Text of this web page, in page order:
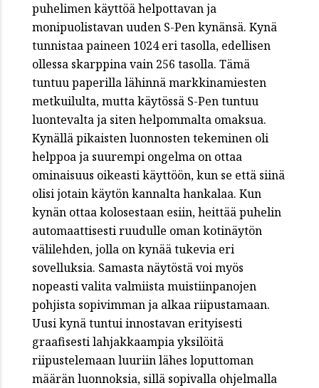
puhelimen käyttöä helpottavan ja
monipuolistavan uuden S-Pen kynänsä. Kynä
tunnistaa paineen 1024 eri tasolla, edellisen
ollessa skarppina vain 256 tasolla. Tämä
tuntuu paperilla lähinnä markkinamiesten
metkuilulta, mutta käytössä S-Pen tuntuu
luontevalta ja siten helpommalta omaksua.
Kynällä pikaisten luonnosten tekeminen oli
helppoa ja suurempi ongelma on ottaa
ominaisuus oikeasti käyttöön, kun se että siinä
olisi jotain käytön kannalta hankalaa. Kun
kynän ottaa kolosestaan esiin, heittää puhelin
automaattisesti ruudulle oman kotinäytön
välilehden, jolla on kynää tukevia eri
sovelluksia. Samasta näytöstä voi myös
nopeasti valita valmiista muistiinpanojen
pohjista sopivimman ja alkaa riipustamaan.
Uusi kynä tuntui innostavan erityisesti
graafisesti lahjakkaampia yksilöitä
riipustelemaan luuriin lähes loputtoman
määrän luonnoksia, sillä sopivalla ohjelmalla